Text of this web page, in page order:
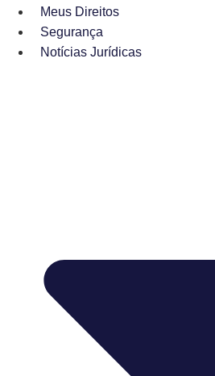
Meus Direitos
Segurança
Notícias Jurídicas